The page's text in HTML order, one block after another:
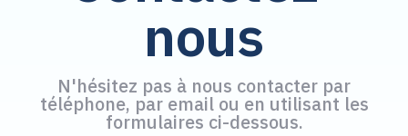
nous
N'hésitez pas à nous contacter par
téléphone, par email ou en utilisant les
formulaires ci-dessous.